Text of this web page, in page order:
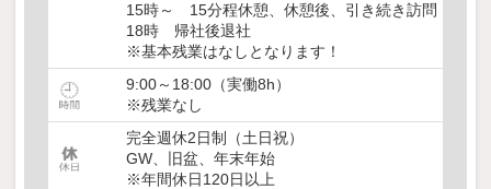
15時～ 15分程休憩、休憩後、引き続き訪問
18時 帰社後退社
※基本残業はなしとなります！
9:00～18:00（実働8h）
※残業なし
完全週休2日制（土日祝）
GW、旧盆、年末年始
※年間休日120日以上